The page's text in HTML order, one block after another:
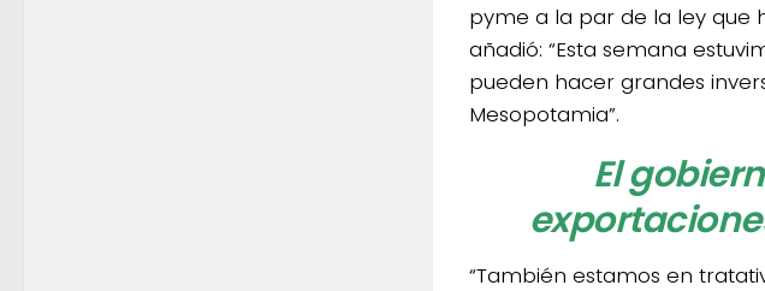
pyme a la par de la ley que
añadió: “Esta semana
pueden hacer grandes
Mesopotamia”.
El
“También estamos en